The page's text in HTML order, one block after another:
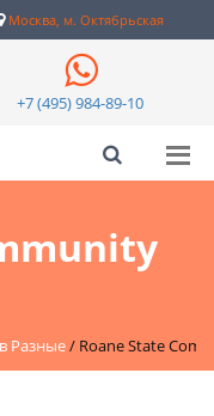
Москва, м. Октябрьская
+7 (495) 984-89-10
Разные/ Roane State